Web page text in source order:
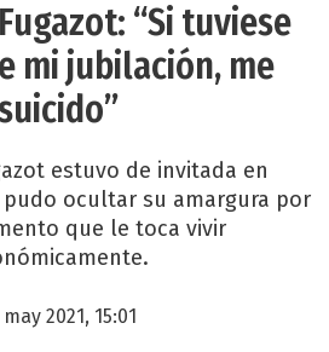
“Si tuviese
mi jubilación, me
estuvo de invitada en
pudo ocultar su amargura por
que le toca vivir
2021, 15:01